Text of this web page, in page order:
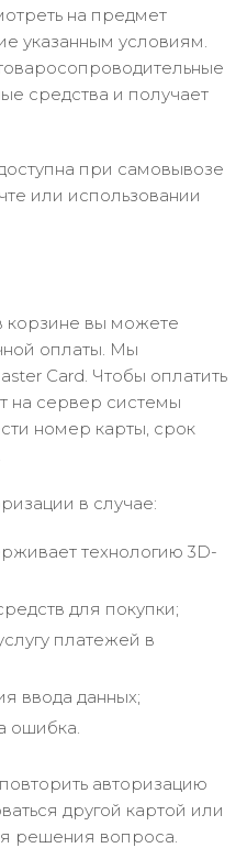
на предмет
указанным условиям.
средства и получает
при самовывозе
или использовании
корзине вы можете
оплаты. Мы
Card. Чтобы оплатить
на сервер системы
номер карты, срок
в случае:
технологию 3D-
для покупки;
платежей в
ввода данных;
ошибка.
авторизацию
другой картой или
решения вопроса.